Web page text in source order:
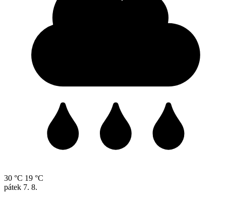
30 °C 19 °C
pátek 7. 8.